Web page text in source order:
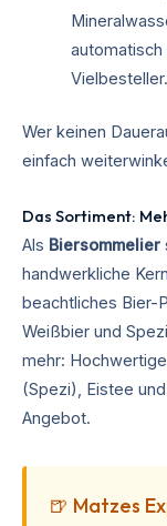
Vielbesteller.
Wer keinen
einfach
Das Sortiment:
Als Biersommelier
handwerkliche
beachtliches Bier-
Weißbier und
mehr:
(Spezi), Eistee
Angebot.
🍺 Matzes